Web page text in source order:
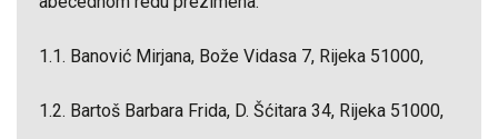
1.1. Banović Mirjana, Bože Vidasa 7, Rijeka 51000,
1.2. Bartoš Barbara Frida, D. Šćitara 34, Rijeka 51000,